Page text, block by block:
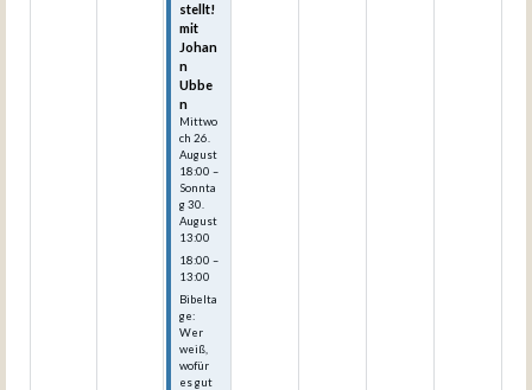
stellt!
mit
Johan
n
Ubbe
n
Mittwo
ch 26.
August
18:00 –
Sonnta
g30.
August
13:00
18:00 –
13:00
Bibelta
ge:
Wer
weiß,
wofür
es gut